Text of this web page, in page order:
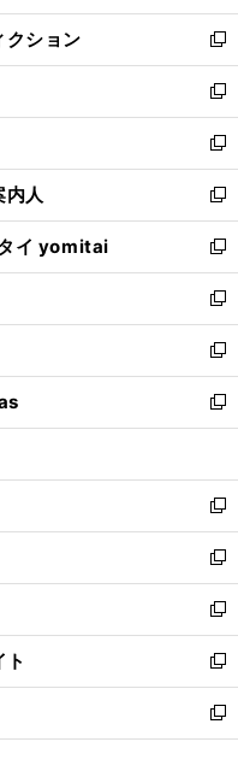
開
く
ウ
で
開
く
ン
ド
ウ
で
開
く
ウ
ィ
ン
ド
ウ
で
開
く
クション
新
し
い
ウ
ィ
ン
ド
ウ
で
開
く
新
し
い
ウ
ィ
ン
ド
ウ
で
開
く
新
し
い
ウ
ィ
ン
ド
ウ
で
開
く
人
新
し
い
ウ
ィ
ン
ド
ウ
で
開
イ yomitai
新
し
い
ウ
ィ
ン
ド
ウ
開
く
新
し
い
ウ
ィ
ン
ウ
で
開
く
新
し
い
ウ
ン
ド
ウ
で
開
く
新
し
ウ
ィ
ン
ド
ウ
で
開
く
新
し
い
ウ
ィ
ン
ド
ウ
で
開
新
し
い
ウ
ィ
ン
ド
ウ
新
し
い
ウ
ィ
ン
新
し
い
ウ
新
し